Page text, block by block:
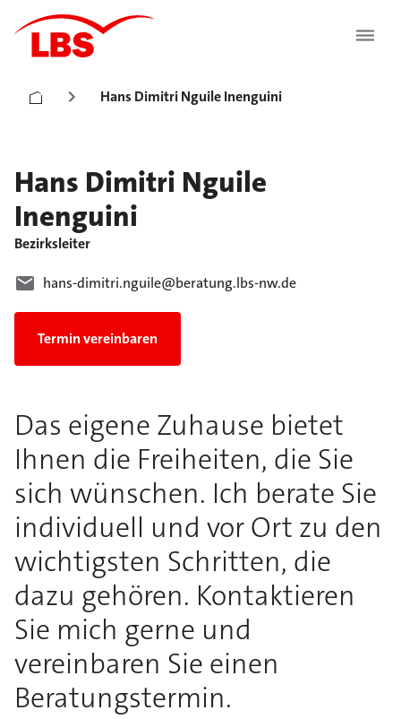
Hans Dimitri Nguile Inenguini
Hans Dimitri Nguile
Inenguini
Bezirksleiter
hans-dimitri.nguile@beratung.lbs-nw.de
Termin vereinbaren
Das eigene Zuhause bietet
Ihnen die Freiheiten, die Sie
sich wünschen. Ich berate Sie
individuell und vor Ort zu den
wichtigsten Schritten, die
dazu gehören. Kontaktieren
Sie mich gerne und
vereinbaren Sie einen
Beratungstermin.